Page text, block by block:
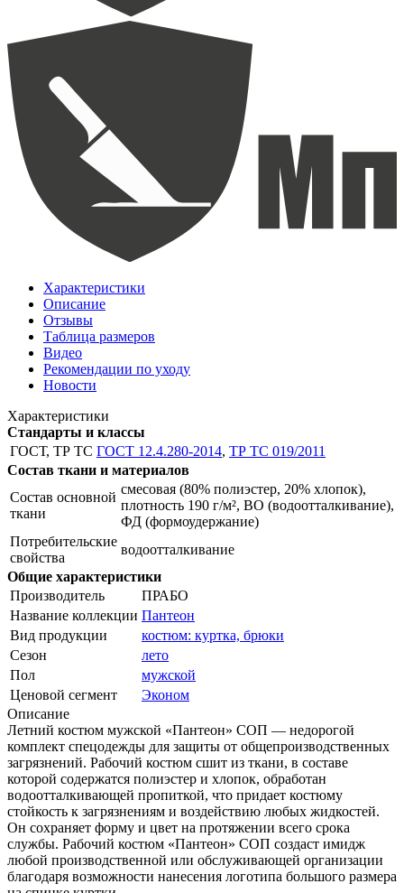
Характеристики
Описание
Отзывы
Таблица размеров
Видео
Рекомендации по уходу
Новости
Характеристики
Стандарты и классы
ГОСТ, ТР ТС ГОСТ 12.4.280-2014, ТР ТС 019/2011
Состав ткани и материалов
Состав основной
ткани
смесовая (80% полиэстер, 20% хлопок),
плотность 190 г/м², ВО (водоотталкивание),
ФД (формоудержание)
Потребительские
свойства
водоотталкивание
Общие характеристики
Производитель
ПРАБО
Название коллекции Пантеон
Вид продукции
костюм: куртка, брюки
Сезон
лето
Пол
мужской
Ценовой сегмент
Эконом
Описание
Летний костюм мужской «Пантеон» СОП — недорогой
комплект спецодежды для защиты от общепроизводственных
загрязнений. Рабочий костюм сшит из ткани, в составе
которой содержатся полиэстер и хлопок, обработан
водоотталкивающей пропиткой, что придает костюму
стойкость к загрязнениям и воздействию любых жидкостей.
Он сохраняет форму и цвет на протяжении всего срока
службы. Рабочий костюм «Пантеон» СОП создаст имидж
любой производственной или обслуживающей организации
благодаря возможности нанесения логотипа большого размера